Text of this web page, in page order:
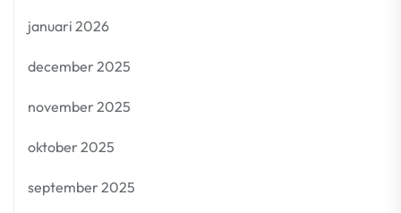
januari 2026
december 2025
november 2025
oktober 2025
september 2025